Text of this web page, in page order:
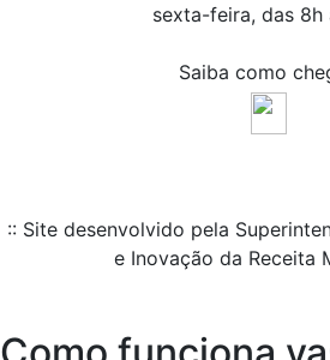
sexta-feira, das 8h
Saiba como
:: Site desenvolvido pela
e Inovação da Receita